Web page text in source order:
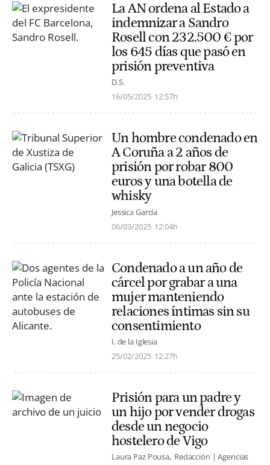
La AN ordena al Estado a
indemnizar a Sandro
Rosell con 232.500 € por
los 645 días que pasó en
prisión preventiva
D.S.
16/05/2025 12:57h
Un hombre condenado en
A Coruña a 2 años de
prisión por robar 800
euros y una botella de
whisky
Jessica García
06/03/2025 12:04h
Condenado a un año de
cárcel por grabar a una
mujer manteniendo
relaciones íntimas sin su
consentimiento
I. de la Iglesia
25/02/2025 12:27h
Prisión para un padre y
un hijo por vender drogas
desde un negocio
hostelero de Vigo
Laura Paz Pousa Redacción | Agencias